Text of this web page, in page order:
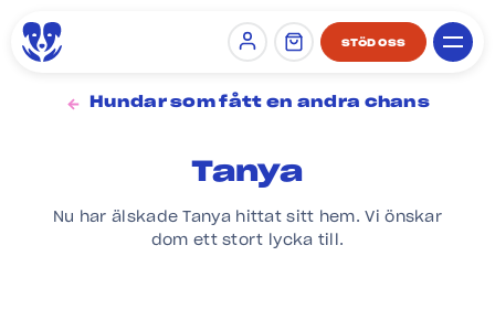
Sign in STÖD OSS
Hundar som fått en andra chans
Tanya
Nu har älskade Tanya hittat sitt hem. Vi önskar
dom ett stort lycka till.